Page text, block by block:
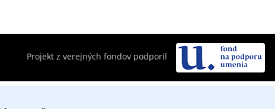
Projekt z verejných fondov podporil